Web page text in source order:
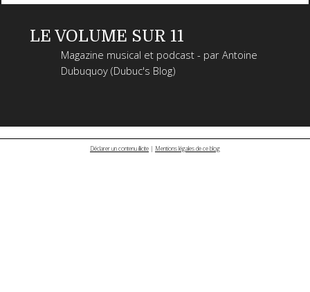
LE VOLUME SUR 11
Magazine musical et podcast - par Antoine
Dubuquoy (Dubuc's Blog)
Déclarer un contenu illicite | Mentions légales de ce blog